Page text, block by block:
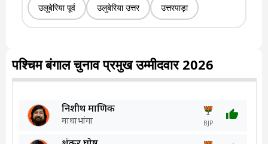
उलुबेरिया पूर्व उलुबेरिया उत्तर उत्तरपाड़ा
पश्चिम बंगाल चुनाव प्रमुख उम्मीदवार 2026